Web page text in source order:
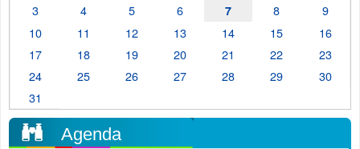
3
4 5 6 7 8
9
10
11 12 13 14 15
16
17
18 19 20 21 22
23
24
25 26 27 28 29
30
31
Agenda